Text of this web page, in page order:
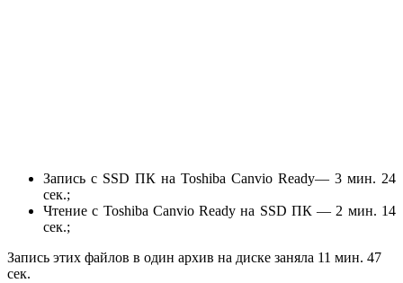
Запись с SSD ПК на Toshiba Canvio Ready— 3 мин. 24
сек.;
Чтение с Toshiba Canvio Ready на SSD ПК — 2 мин. 14
сек.;
Запись этих файлов в один архив на диске заняла 11 мин. 47
сек.